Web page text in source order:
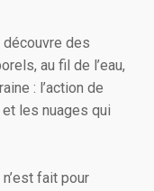
découvre des
au fil de l’eau,
: l’action de
et les nuages qui
fait pour